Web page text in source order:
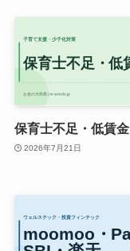
保育士不足・低賃金
2026年7月21日